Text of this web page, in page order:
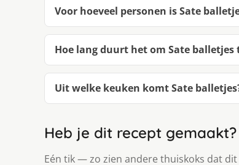
Voor hoeveel personen is Sate
Hoe lang duurt het om Sate balletjes
Uit welke keuken komt Sate
Heb je dit recept gemaakt?
Eén tik — zo zien andere thuiskoks dat